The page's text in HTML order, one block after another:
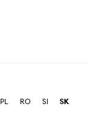
PL RO SI
SK